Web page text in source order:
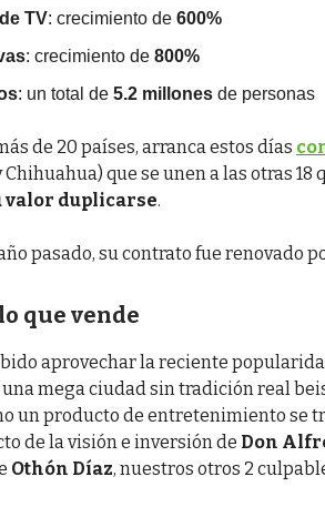
TV: crecimiento de 600%
: crecimiento de 800%
: un total de 5.2 millones de personas
de 20 países, arranca estos días
que se unen a las otras 18
valor duplicarse.
pasado, su contrato fue renovado
que vende
aprovechar la reciente
mega ciudad sin tradición real
un producto de entretenimiento se
de la visión e inversión de Don
Othón Díaz, nuestros otros 2